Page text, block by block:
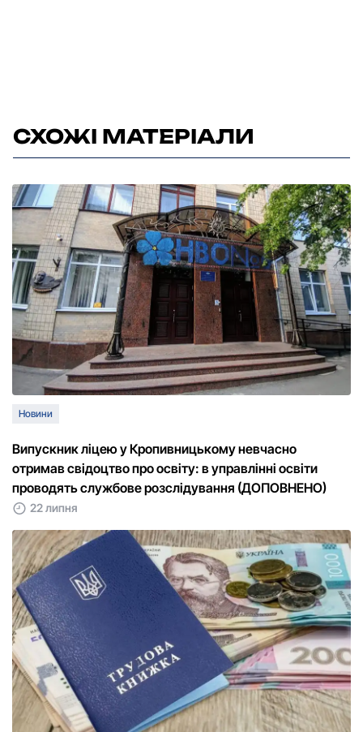
СХОЖІ МАТЕРІАЛИ
Новини
Випускник ліцею у Кропивницькому невчасно
отримав свідоцтво про освіту: в управлінні освіти
проводять службове розслідування (ДОПОВНЕНО)
22 липня